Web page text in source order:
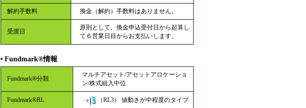
解約手数料 換金（解約）手数料はありません。
受渡日
原則として、換金申込受付日から起算し
て６営業日目からお支払いします。
■Fundmark®情報
Fundmark®分類
マルチアセット/アセットアロケーショ
ン/株式組入中位
Fundmark®RL （RL3） 値動きが中程度のタイプ